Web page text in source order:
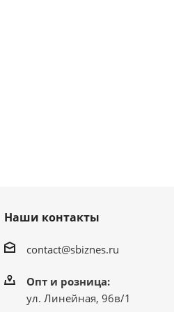
Наши контакты
contact@sbiznes.ru
Опт и розница:
ул. Линейная, 96в/1